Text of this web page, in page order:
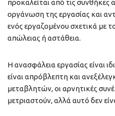
προκαλείται από τις συνθήκες
οργάνωση της εργασίας και
ενός εργαζομένου σχετικά με
απώλειας ή αστάθεια.
Η ανασφάλεια εργασίας είναι
είναι απρόβλεπτη και
μεταβλητών, οι αρνητικές
μετριαστούν, αλλά αυτό δεν